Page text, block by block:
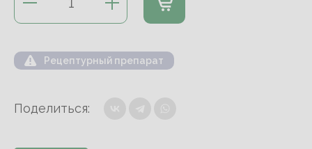
Рецептурный препарат
Поделиться: